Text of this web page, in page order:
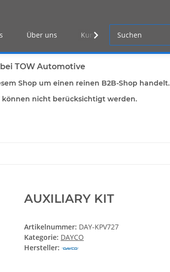
Über uns Kunden Log-in
TOW Automotive
Shop um einen reinen B2B-Shop handelt.
können nicht berücksichtigt werden.
AUXILIARY KIT
Artikelnummer: DAY-KPV727
Kategorie: DAYCO
Hersteller: